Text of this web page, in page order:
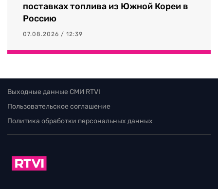
поставках топлива из Южной Кореи в
Россию
07.08.2026 / 12:39
Выходные данные СМИ RTVI
Пользовательское соглашение
Политика обработки персональных данных